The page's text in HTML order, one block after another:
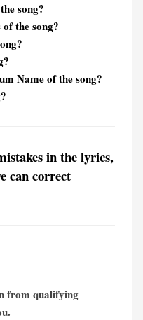
song?
the song?
Name of the song?
in the lyrics,
can correct
from qualifying